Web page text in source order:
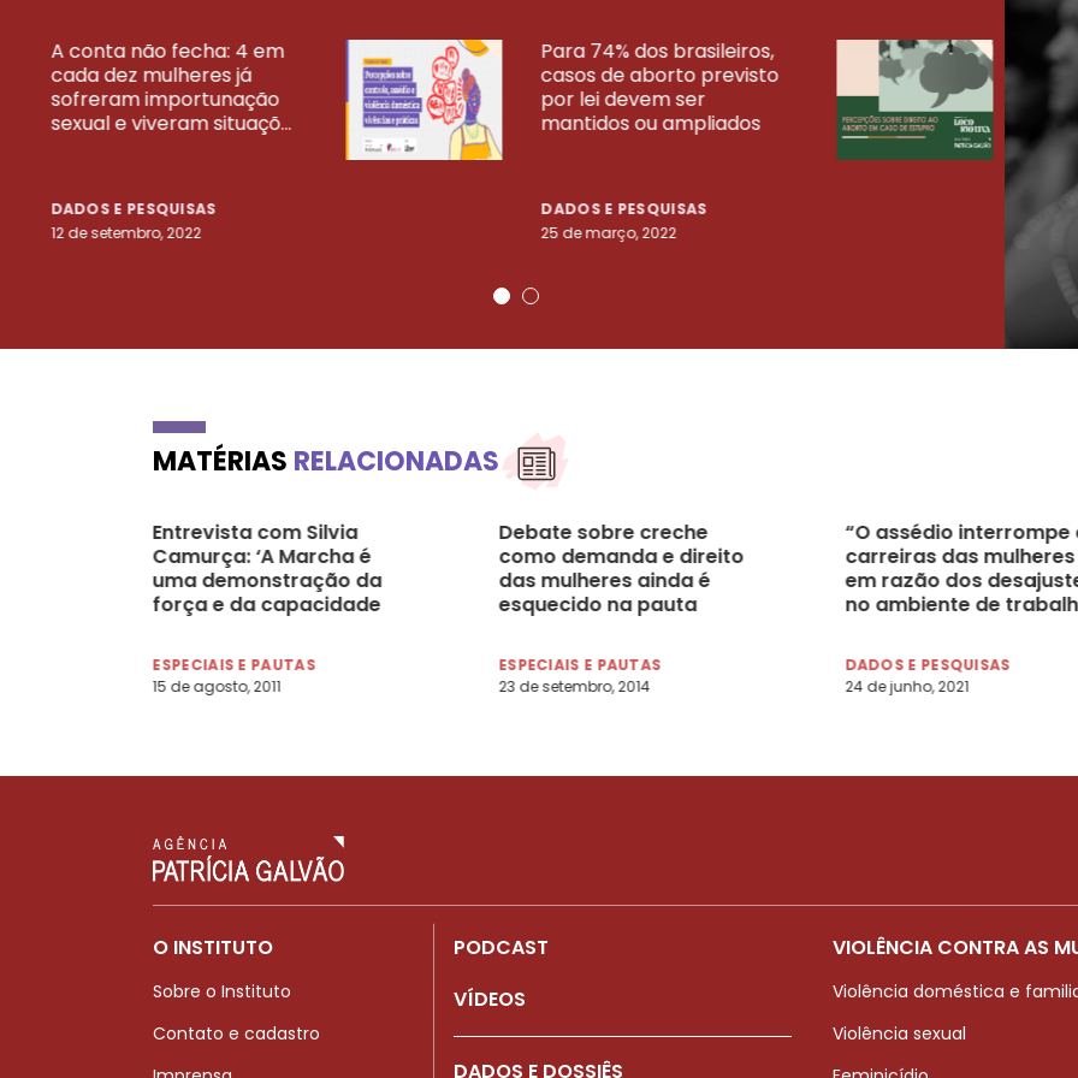
A conta não fecha: 4 em
cada dez mulheres já
sofreram importunação
sexual e viveram situaçõ...
DADOS E PESQUISAS
12 de setembro, 2022
Para 74% dos brasileiros,
casos de aborto previsto
por lei devem ser
mantidos ou ampliados
DADOS E PESQUISAS
25 de março, 2022
23
VEJA MAIS PESQUISAS
MATÉRIAS RELACIONADAS
Entrevista com Silvia
Camurça: ‘A Marcha é
uma demonstração da
força e da capacidade
rurais’
ESPECIAIS E PAUTAS
15 de agosto, 2011
Debate sobre creche
como demanda e direito
das mulheres ainda é
esquecido na pauta
ESPECIAIS E PAUTAS
23 de setembro, 2014
“O assédio interrompe
carreiras das mulheres
em razão dos
no ambiente de
DADOS E PESQUISAS
24 de junho, 2021
O INSTITUTO
Sobre o Instituto
Contato e cadastro
PODCAST
VÍDEOS
DADOS E DOSSIÊS
VIOLÊNCIA CONTRA AS
Violência doméstica e
Violência sexual